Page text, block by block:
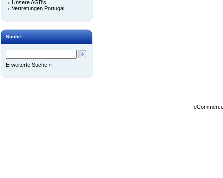
Unsere AGB's
Vertretungen Portugal
Suche
Erweiterte Suche »